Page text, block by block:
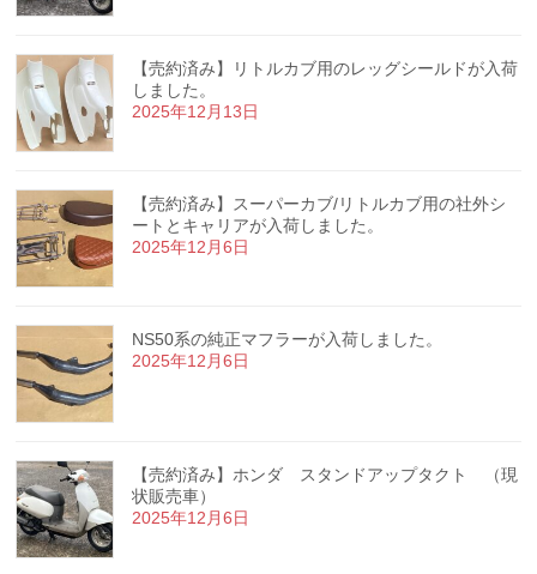
【売約済み】リトルカブ用のレッグシールドが入荷
しました。
2025年12月13日
【売約済み】スーパーカブ/リトルカブ用の社外シ
ートとキャリアが入荷しました。
2025年12月6日
NS50系の純正マフラーが入荷しました。
2025年12月6日
【売約済み】ホンダ スタンドアップタクト （現
状販売車）
2025年12月6日